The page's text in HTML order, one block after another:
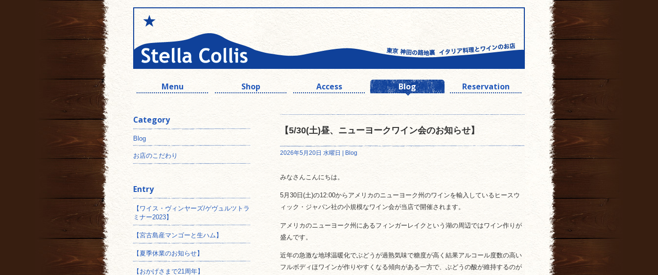
Menu Shop Access Blog Reservation
【5/30(土)昼、ニューヨークワイン会のお知らせ】
2026年5月20日 水曜日 | Blog
みなさんこんにちは。
5月30日(土)の12:00からアメリカのニューヨーク州のワインを輸入しているヒースウ
ィック・ジャパン社の小規模なワイン会が当店で開催されます。
アメリカのニューヨーク州にあるフィンガーレイクという湖の周辺ではワイン作りが
盛んです。
近年の急激な地球温暖化でぶどうが過熟気味で糖度が高く結果アルコール度数の高い
フルボディほワインが作りやすくなる傾向がある一方で、ぶどうの酸が維持するのが
Category
Blog
お店のこだわり
Entry
【ワイス・ヴィンヤーズ/ゲヴュルツトラ
ミナー2023】
【宮古島産マンゴーと生ハム】
【夏季休業のお知らせ】
【おかげさまで21周年】